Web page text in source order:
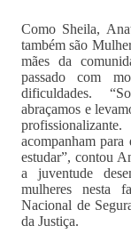
Como Sheila,
também são
mães da
passado com
dificuldades.
abraçamos e
acompanham para
estudar”, contou
a juventude
mulheres nesta
Nacional de
da Justiça.